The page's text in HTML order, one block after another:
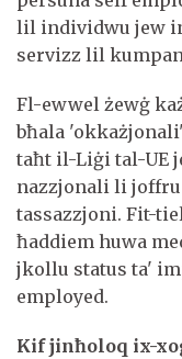
lil individwu jew
servizz lil
Fl-ewwel żewġ
bħala
taħt il-Liġi tal-UE
nazzjonali li
tassazzjoni. Fit-
ħaddiem huwa
jkollu status ta'
employed.
Kif jinħoloq ix-